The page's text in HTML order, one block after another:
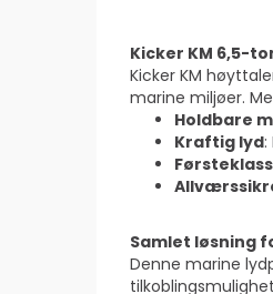
Kicker KM 6,5-
Kicker KM
marine miljøer.
Holdbare
Kraftig lyd
Samlet løsning
Denne marine